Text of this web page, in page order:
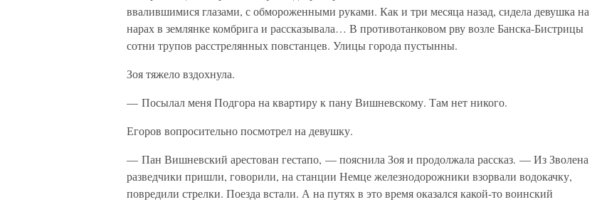
ввалившимися глазами, с обмороженными руками. Как и три месяца назад, сидела девушка на
нарах в землянке комбрига и рассказывала… В противотанковом рву возле Банска-Бистрицы
сотни трупов расстрелянных повстанцев. Улицы города пустынны.
Зоя тяжело вздохнула.
— Посылал меня Подгора на квартиру к пану Вишневскому. Там нет никого.
Егоров вопросительно посмотрел на девушку.
— Пан Вишневский арестован гестапо, — пояснила Зоя и продолжала рассказ. — Из Зволена
разведчики пришли, говорили, на станции Немце железнодорожники взорвали водокачку,
повредили стрелки. Поезда встали. А на путях в это время оказался какой-то воинский